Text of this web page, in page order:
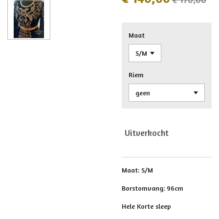
Maat
Riem
Uitverkocht
Maat: S/M
Borstomvang: 96cm
Hele Korte sleep